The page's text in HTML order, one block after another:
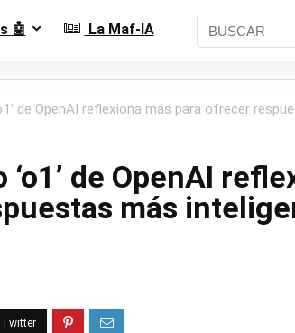
🤖 La Maf-IA
de OpenAI reflexiona más para ofrecer
de OpenAI
más